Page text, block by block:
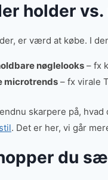
holder
er værd at købe. I
nøglelooks– fx
microtrends– fx virale
skarpere på,
. Det er her, vi går
du